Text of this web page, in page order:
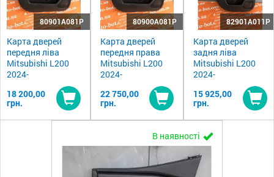
80901A081P
Карта дверей
передня ліва
Mitsubishi L200
2024-
18 200,00
грн.
Купити
80900A081P
Карта дверей
передня права
Mitsubishi L200
2024-
22 750,00
грн.
Купити
82901A011P
Карта дверей
задня ліва
Mitsubishi L200
2024-
15 925,00
грн.
В наявності